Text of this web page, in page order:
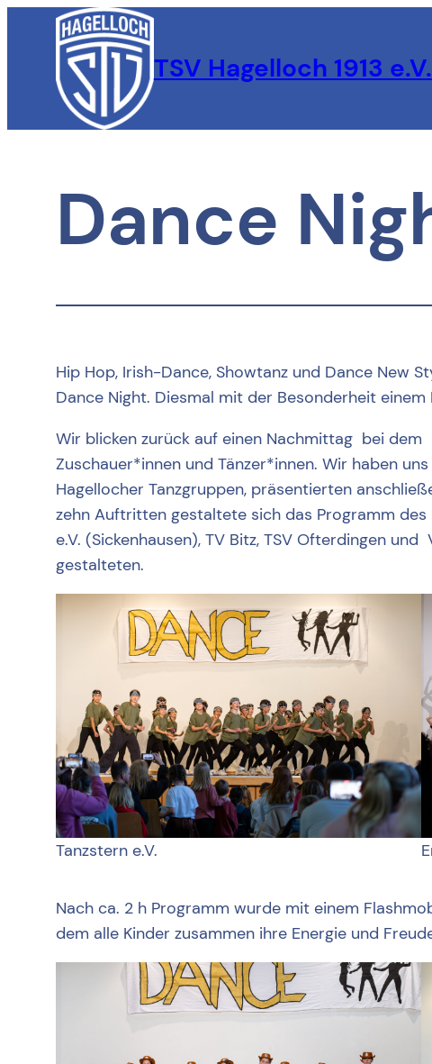
springen
TSV Hagelloch 1913 e.V.
Dance
Hip Hop, Irish-Dance, Showtanz und Dance New
Dance Night. Diesmal mit der Besonderheit einem
Wir blicken zurück auf einen Nachmittag bei dem
Zuschauer*innen und Tänzer*innen. Wir haben
Hagellocher Tanzgruppen, präsentierten
zehn Auftritten gestaltete sich das Programm des
e.V. (Sickenhausen), TV Bitz, TSV Ofterdingen
gestalteten.
Tanzstern e.V.
Nach ca. 2 h Programm wurde mit einem
dem alle Kinder zusammen ihre Energie und